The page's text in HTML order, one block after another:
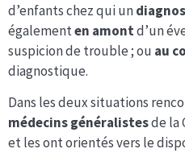
d’enfants chez qui un
égalementen amontd’un
suspicion de trouble ; ou au
diagnostique.
Dans les deux situations
médecins généralistesde la
et les ont orientés vers le